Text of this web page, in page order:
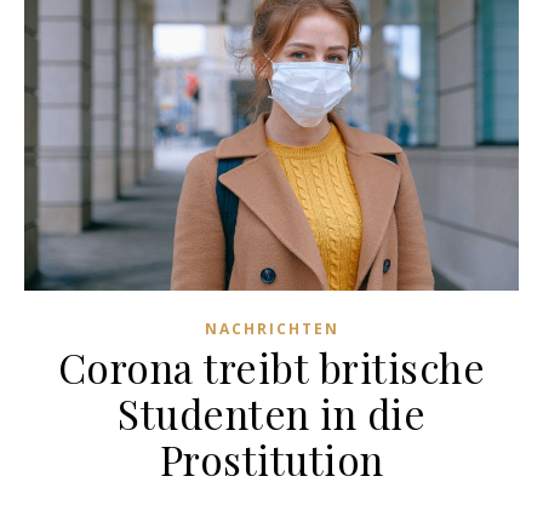
NACHRICHTEN
Corona treibt britische
Studenten in die
Prostitution